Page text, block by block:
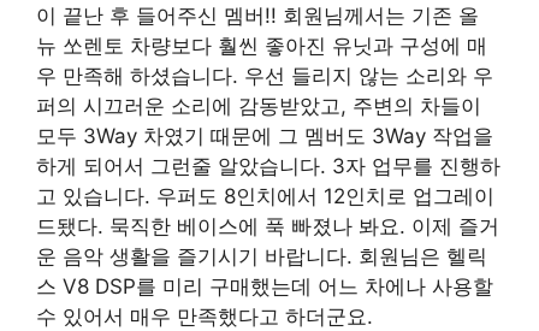
이 끝난 후 들어주신 멤버!! 회원님께서는 기존 올
뉴 쏘렌토 차량보다 훨씬 좋아진 유닛과 구성에 매
우 만족해 하셨습니다. 우선 들리지 않는 소리와 우
퍼의 시끄러운 소리에 감동받았고, 주변의 차들이
모두 3Way 차였기 때문에 그 멤버도 3Way 작업을
하게 되어서 그런줄 알았습니다. 3자 업무를 진행하
고 있습니다. 우퍼도 8인치에서 12인치로 업그레이
드됐다. 묵직한 베이스에 푹 빠졌나 봐요. 이제 즐거
운 음악 생활을 즐기시기 바랍니다. 회원님은 헬릭
스 V8 DSP를 미리 구매했는데 어느 차에나 사용할
수 있어서 매우 만족했다고 하더군요.